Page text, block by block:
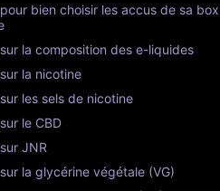
bien choisir les accus de sa box
la composition des e-liquides
la nicotine
les sels de nicotine
le CBD
JNR
la glycérine végétale (VG)